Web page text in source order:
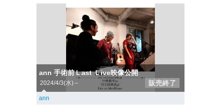
ann 手術前Ｌast Ｌive映像公開
2024/4/3(水)～ 販売終了
ann